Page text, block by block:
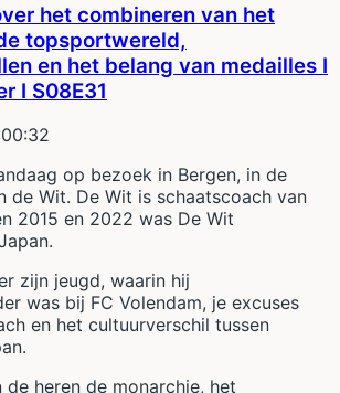
het combineren van het
topsportwereld,
en het belang van medailles I
I S08E31
op bezoek in Bergen, in de
de Wit. De Wit is schaatscoach van
2015 en 2022 was De Wit
zijn jeugd, waarin hij
was bij FC Volendam, je excuses
en het cultuurverschil tussen
de heren de monarchie, het